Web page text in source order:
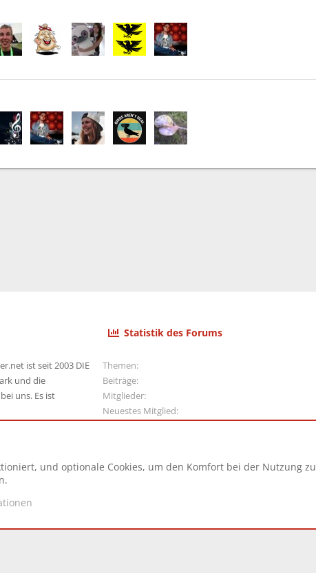
ist seit 2003 DIE
und die
uns. Es ist
Statistik des Forums
Themen
Beiträge
Mitglieder
Neuestes Mitglied
und optionale Cookies, um den Komfort bei der Nutzung zu